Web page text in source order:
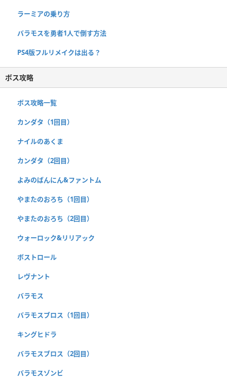
ラーミアの乗り方
バラモスを勇者1人で倒す方法
PS4版フルリメイクは出る？
ボス攻略
ボス攻略一覧
カンダタ（1回目）
ナイルのあくま
カンダタ（2回目）
よみのばんにん&ファントム
やまたのおろち（1回目）
やまたのおろち（2回目）
ウォーロック&リリアック
ボストロール
レヴナント
バラモス
バラモスブロス（1回目）
キングヒドラ
バラモスブロス（2回目）
バラモスゾンビ